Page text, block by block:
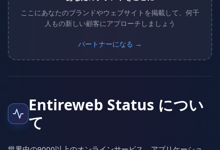
ここにあなたのブランドやウェブサイトを掲載して、何千
人もの新しい顧客にアプローチしましょう
パートナーになる →
Entireweb Status につい
て